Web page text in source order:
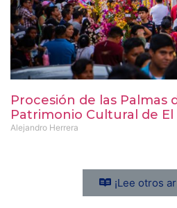
Procesión de las Palmas
Patrimonio Cultural de El
Alejandro Herrera
¡Lee otros